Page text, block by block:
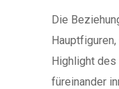
Die
Hauptfiguren,
Highlight des
füreinander